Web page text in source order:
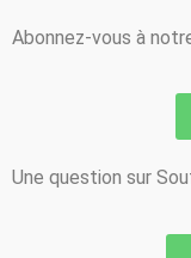
Abonnez-vous à
Une question sur